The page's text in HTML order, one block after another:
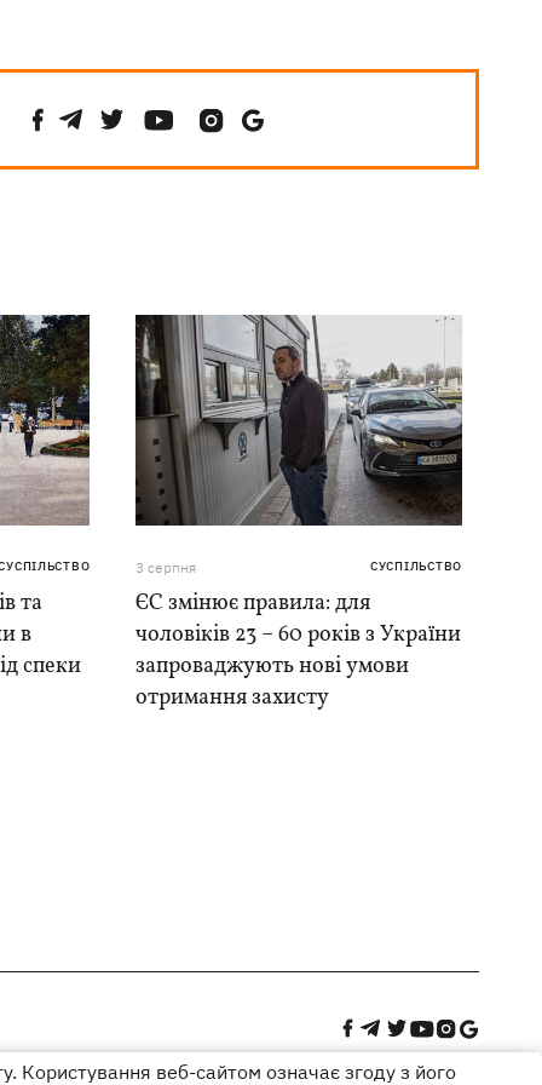
та
в
спеки
3 серпня СУСПІЛЬСТВО
ЄС змінює правила: для
чоловіків 23 – 60 років з України
запроваджують нові умови
отримання захисту
Користування веб-сайтом означає згоду з його